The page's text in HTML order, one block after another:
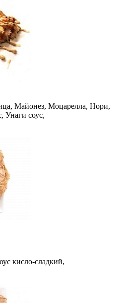
Майонез, Моцарелла, Нори,
Унаги соус,
кисло-сладкий,